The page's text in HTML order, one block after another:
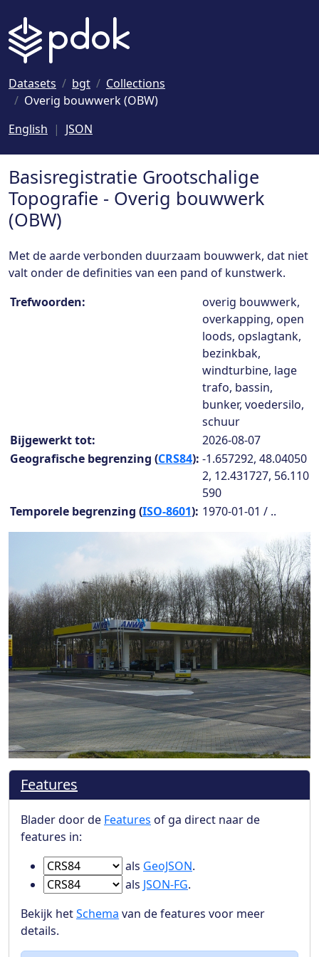
Datasets bgt
Collections
Overig bouwwerk (OBW)
English
JSON
Basisregistratie Grootschalige
Topografie - Overig bouwwerk
(OBW)
Met de aarde verbonden duurzaam bouwwerk, dat niet
valt onder de definities van een pand of kunstwerk.
Collection details
Trefwoorden:
overig bouwwerk,
overkapping, open
loods, opslagtank,
bezinkbak,
windturbine, lage
trafo, bassin,
bunker, voedersilo,
schuur
Bijgewerkt tot:
2026-08-07
Geografische begrenzing (CRS84): -1.657292, 48.04050
2, 12.431727, 56.110
590
Temporele begrenzing (ISO-8601): 1970-01-01 / ..
Features
Blader door de Features of ga direct naar de
features in:
Ga naar Features in
als GeoJSON.
Ga naar Features in
als JSON-FG.
Bekijk hetSchema van de features voor meer
details.